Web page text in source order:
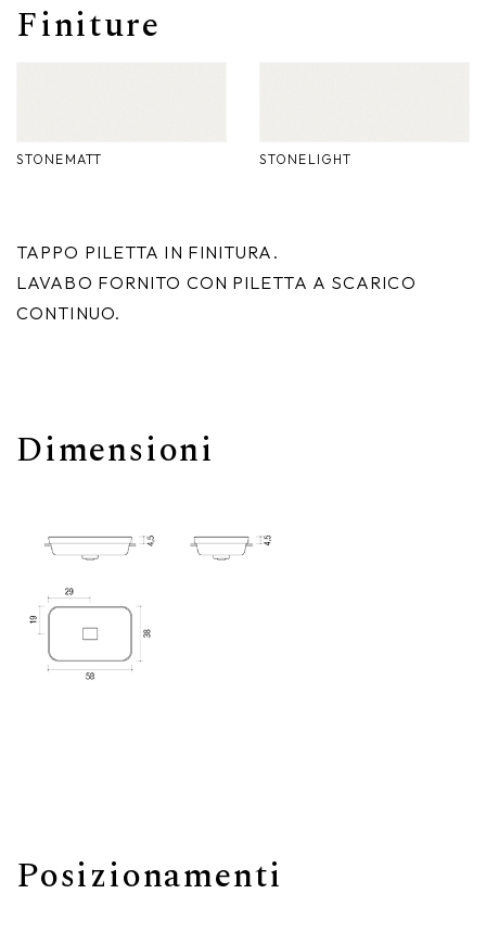
Finiture
STONEMATT STONELIGHT
TAPPO PILETTA IN FINITURA.
LAVABO FORNITO CON PILETTA A SCARICO
CONTINUO.
Dimensioni
Posizionamenti
Nike
Minerva
Bath-Living
Complementi d'arredo